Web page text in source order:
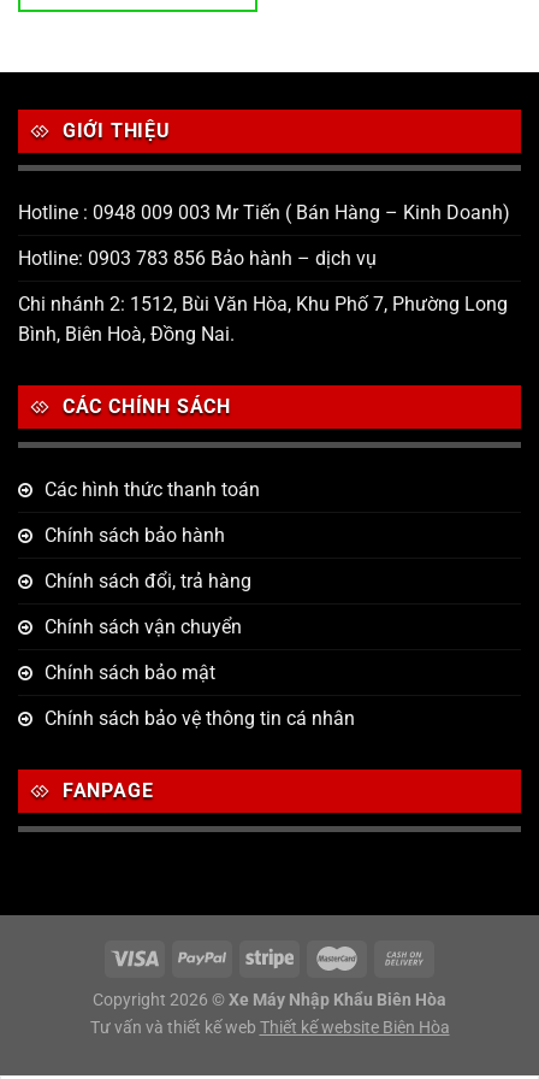
GIỚI THIỆU
Hotline : 0948 009 003 Mr Tiến ( Bán Hàng – Kinh Doanh)
Hotline: 0903 783 856 Bảo hành – dịch vụ
Chi nhánh 2: 1512, Bùi Văn Hòa, Khu Phố 7, Phường Long
Bình, Biên Hoà, Đồng Nai.
CÁC CHÍNH SÁCH
Các hình thức thanh toán
Chính sách bảo hành
Chính sách đổi, trả hàng
Chính sách vận chuyển
Chính sách bảo mật
Chính sách bảo vệ thông tin cá nhân
FANPAGE
Copyright 2026 © Xe Máy Nhập Khẩu Biên Hòa
Tư vấn và thiết kế web Thiết kế website Biên Hòa